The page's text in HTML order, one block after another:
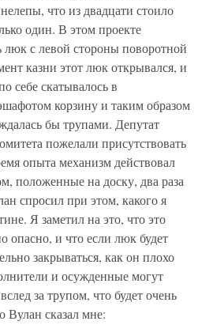
что из двадцати стоило
один. В этом проекте
люк с левой стороны поворотной
казни этот люк открывался, и
себе скатывалось в
корзину и таким образом
бы трупами. Депутат
пожелали присутствовать
опыта механизм действовал
положенные на доску, два раза
спросил при этом, какого я
Я заметил на это, что это
опасно, и что если люк будет
закрываться, как он плохо
и осужденные могут
за трупом, что будет очень
Вулан сказал мне: